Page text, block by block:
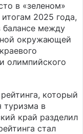
в «зеленом»
2025 года,
балансе между
окружающей
олимпийского
который
туризма в
край разделил
стал